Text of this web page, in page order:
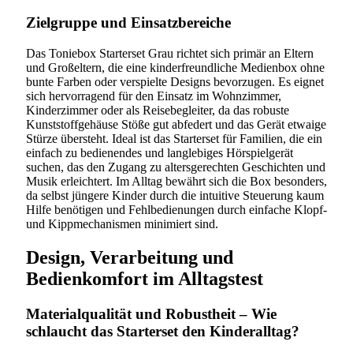
Zielgruppe und Einsatzbereiche
Das Toniebox Starterset Grau richtet sich primär an Eltern
und Großeltern, die eine kinderfreundliche Medienbox ohne
bunte Farben oder verspielte Designs bevorzugen. Es eignet
sich hervorragend für den Einsatz im Wohnzimmer,
Kinderzimmer oder als Reisebegleiter, da das robuste
Kunststoffgehäuse Stöße gut abfedert und das Gerät etwaige
Stürze übersteht. Ideal ist das Starterset für Familien, die ein
einfach zu bedienendes und langlebiges Hörspielgerät
suchen, das den Zugang zu altersgerechten Geschichten und
Musik erleichtert. Im Alltag bewährt sich die Box besonders,
da selbst jüngere Kinder durch die intuitive Steuerung kaum
Hilfe benötigen und Fehlbedienungen durch einfache Klopf-
und Kippmechanismen minimiert sind.
Design, Verarbeitung und
Bedienkomfort im Alltagstest
Materialqualität und Robustheit – Wie
schlaucht das Starterset den Kinderalltag?